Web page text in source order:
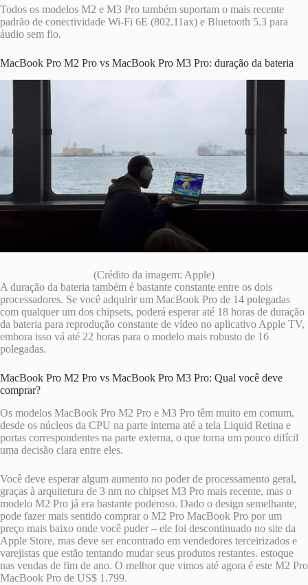
Todos os modelos M2 e M3 Pro também suportam o mais recente
padrão de conectividade Wi-Fi 6E (802.11ax) e Bluetooth 5.3 para
áudio sem fio.
MacBook Pro M2 Pro vs MacBook Pro M3 Pro: duração da bateria
(Crédito da imagem: Apple)
A duração da bateria também é bastante constante entre os dois
processadores. Se você adquirir um MacBook Pro de 14 polegadas
com qualquer um dos chipsets, poderá esperar até 18 horas de duração
da bateria para reprodução constante de vídeo no aplicativo Apple TV,
embora isso vá até 22 horas para o modelo mais robusto de 16
polegadas.
MacBook Pro M2 Pro vs MacBook Pro M3 Pro: Qual você deve
comprar?
Os modelos MacBook Pro M2 Pro e M3 Pro têm muito em comum,
desde os núcleos da CPU na parte interna até a tela Liquid Retina e
portas correspondentes na parte externa, o que torna um pouco difícil
uma decisão clara entre eles.
Você deve esperar algum aumento no poder de processamento geral,
graças à arquitetura de 3 nm no chipset M3 Pro mais recente, mas o
modelo M2 Pro já era bastante poderoso. Dado o design semelhante,
pode fazer mais sentido comprar o M2 Pro MacBook Pro por um
preço mais baixo onde você puder – ele foi descontinuado no site da
Apple Store, mas deve ser encontrado em vendedores terceirizados e
varejistas que estão tentando mudar seus produtos restantes. estoque
nas vendas de fim de ano. O melhor que vimos até agora é este M2 Pro
MacBook Pro de US$ 1.799.